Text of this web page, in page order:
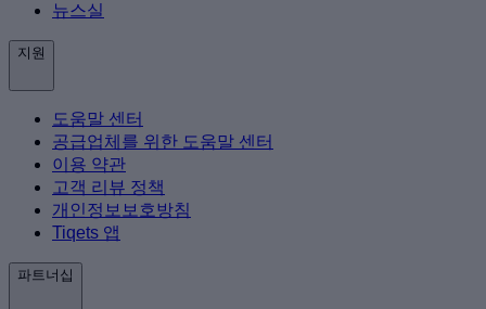
뉴스실
지원
도움말 센터
공급업체를 위한 도움말 센터
이용 약관
고객 리뷰 정책
개인정보보호방침
Tiqets 앱
파트너십